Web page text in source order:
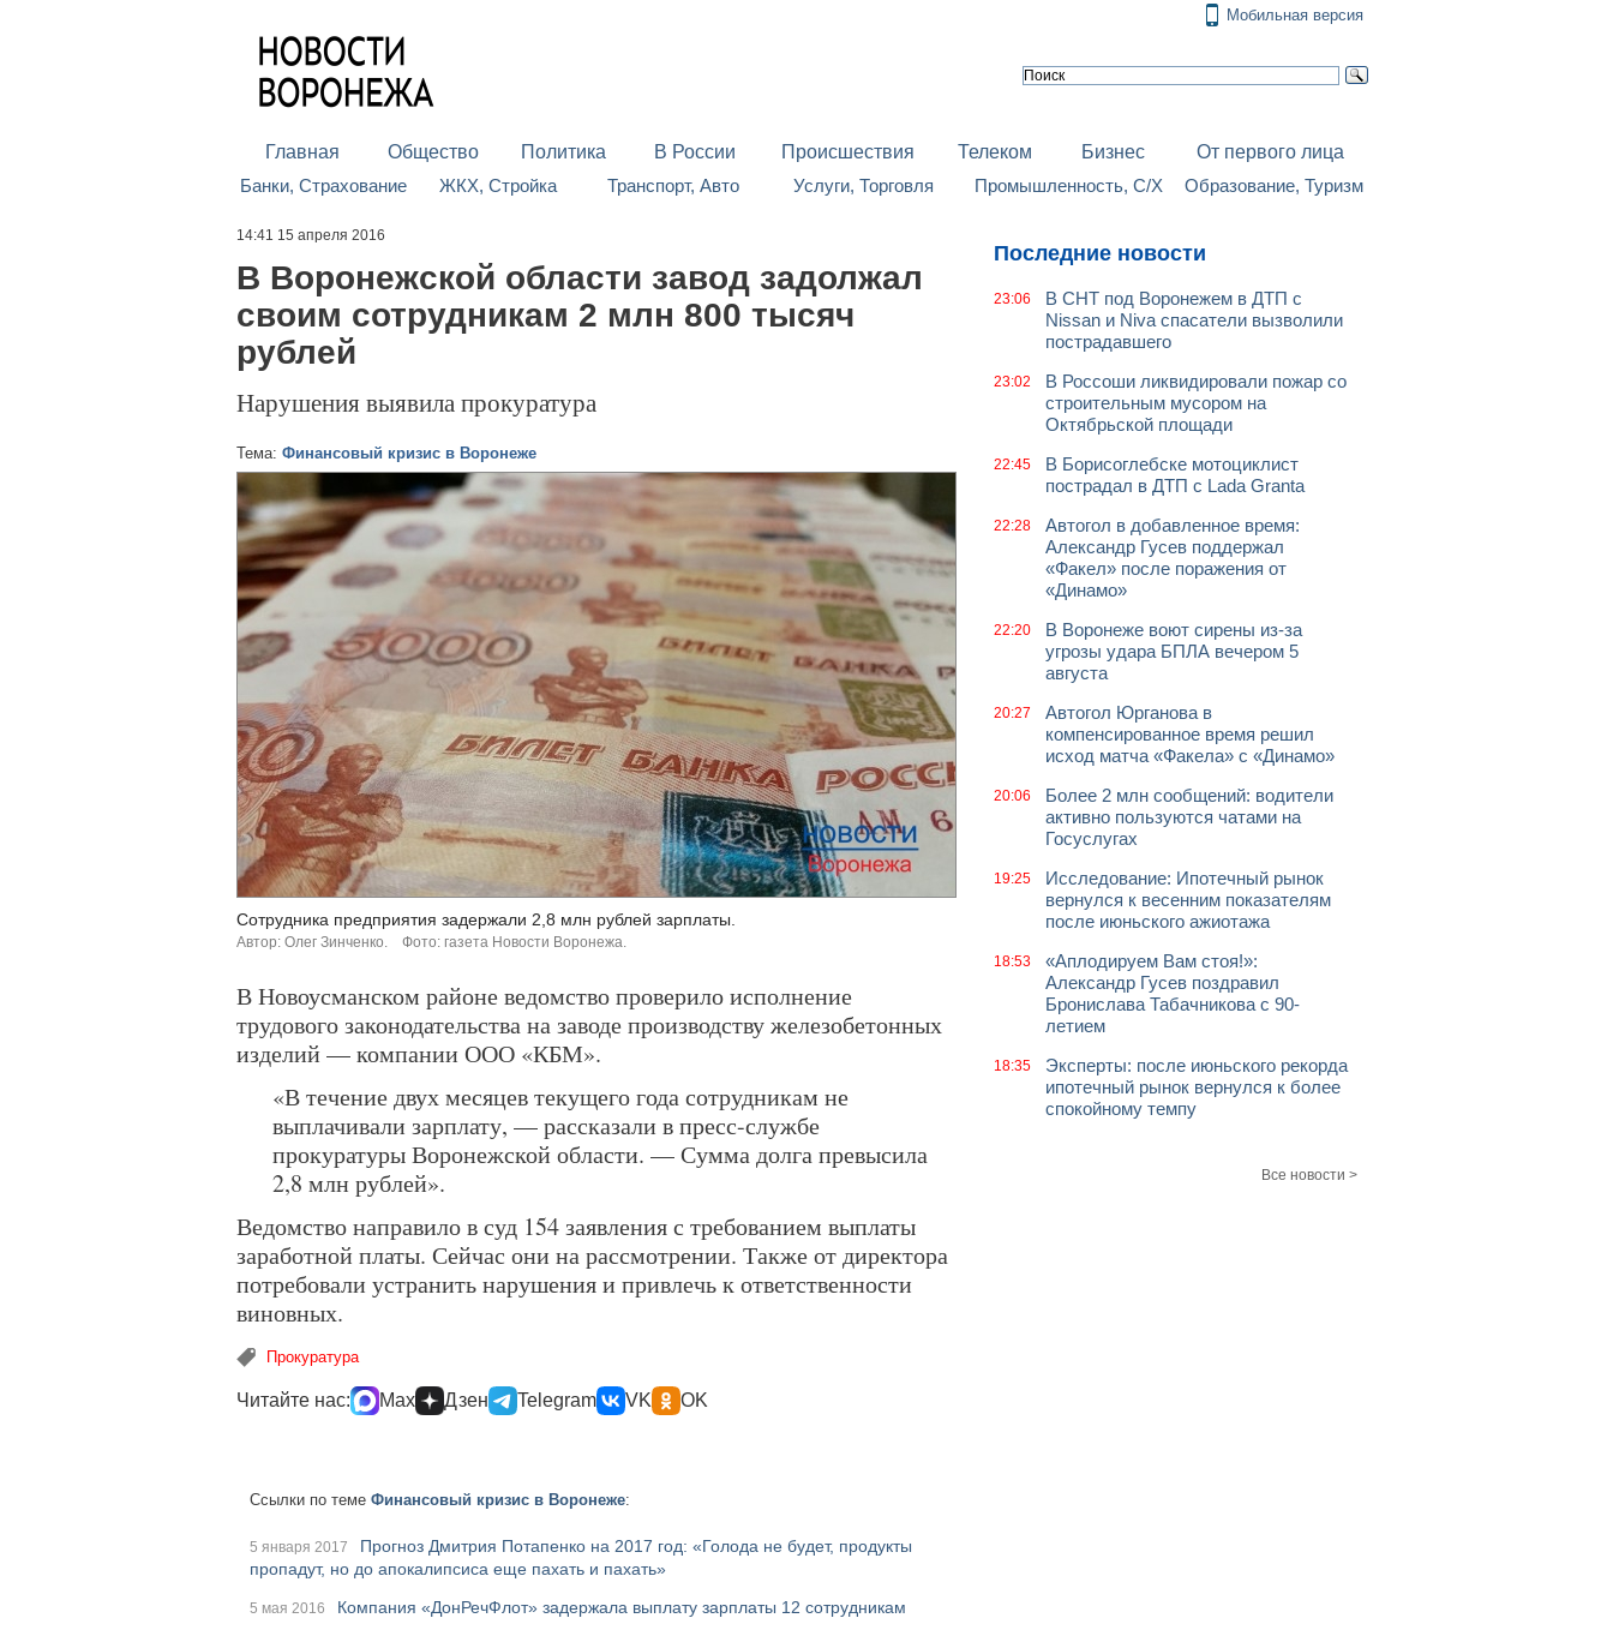
Мобильная версия
Главная Общество Политика В России Происшествия Телеком Бизнес
От первого лица
Банки, Страхование
ЖКХ, Стройка Транспорт, Авто Услуги, Торговля Промышленность, С/Х Образование, Туризм
14:41 15 апреля 2016
В Воронежской области завод задолжал
своим сотрудникам 2 млн 800 тысяч
рублей
Нарушения выявила прокуратура
Тема: Финансовый кризис в Воронеже
Сотрудника предприятия задержали 2,8 млн рублей зарплаты.
Автор: Олег Зинченко. Фото: газета Новости Воронежа.
В Новоусманском районе ведомство проверило исполнение
трудового законодательства на заводе производству железобетонных
изделий — компании ООО «КБМ».
«В течение двух месяцев текущего года сотрудникам не
выплачивали зарплату, — рассказали в пресс-службе
прокуратуры Воронежской области. — Сумма долга превысила
2,8 млн рублей».
Ведомство направило в суд 154 заявления с требованием выплаты
заработной платы. Сейчас они на рассмотрении. Также от директора
потребовали устранить нарушения и привлечь к ответственности
виновных.
Прокуратура
Читайте нас: Max Дзен Telegram VK OK
Ссылки по теме Финансовый кризис в Воронеже:
5 января 2017
Прогноз Дмитрия Потапенко на 2017 год: «Голода не будет, продукты
пропадут, но до апокалипсиса еще пахать и пахать»
5 мая 2016 Компания «ДонРечФлот» задержала выплату зарплаты 12 сотрудникам
Последние новости
23:06
В СНТ под Воронежем в ДТП с
Nissan и Niva спасатели вызволили
пострадавшего
23:02
В Россоши ликвидировали пожар со
строительным мусором на
Октябрьской площади
22:45
В Борисоглебске мотоциклист
пострадал в ДТП с Lada Granta
22:28
Автогол в добавленное время:
Александр Гусев поддержал
«Факел» после поражения от
«Динамо»
22:20
В Воронеже воют сирены из-за
угрозы удара БПЛА вечером 5
августа
20:27
Автогол Юрганова в
компенсированное время решил
исход матча «Факела» с «Динамо»
20:06
Более 2 млн сообщений: водители
активно пользуются чатами на
Госуслугах
19:25
Исследование: Ипотечный рынок
вернулся к весенним показателям
после июньского ажиотажа
18:53
«Аплодируем Вам стоя!»:
Александр Гусев поздравил
Бронислава Табачникова с 90-
летием
18:35
Эксперты: после июньского рекорда
ипотечный рынок вернулся к более
спокойному темпу
Все новости >